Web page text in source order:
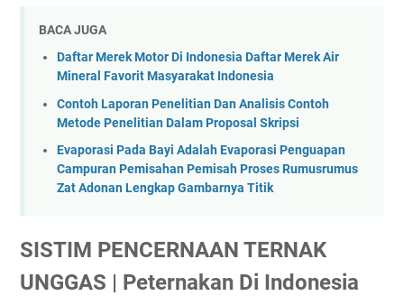
BACA JUGA
Daftar Merek Motor Di Indonesia Daftar Merek Air
Mineral Favorit Masyarakat Indonesia
Contoh Laporan Penelitian Dan Analisis Contoh
Metode Penelitian Dalam Proposal Skripsi
Evaporasi Pada Bayi Adalah Evaporasi Penguapan
Campuran Pemisahan Pemisah Proses Rumusrumus
Zat Adonan Lengkap Gambarnya Titik
SISTIM PENCERNAAN TERNAK
UNGGAS | Peternakan Di Indonesia